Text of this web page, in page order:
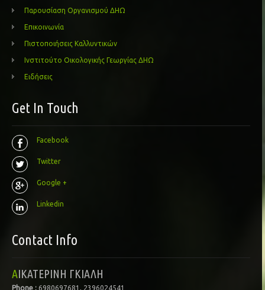
Παρουσίαση Οργανισμού ΔΗΩ
Επικοινωνία
Πιστοποιήσεις Καλλυντικών
Ινστιτούτο Οικολογικής Γεωργίας ΔΗΩ
Ειδήσεις
Get In Touch
Facebook
Twitter
Google +
Linkedin
Contact Info
ΑΙΚΑΤΕΡΙΝΗ ΓΚΙΑΛΗ
Phone : 6980697681, 2396024541